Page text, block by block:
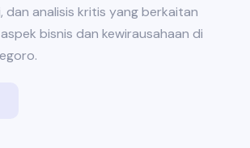
dan analisis kritis yang berkaitan
bisnis dan kewirausahaan di